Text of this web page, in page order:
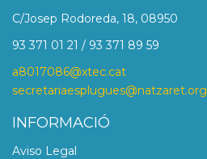
C/Josep Rodoreda, 18, 08950
93 371 01 21 / 93 371 89 59
a8017086@xtec.cat
secretariaesplugues@natzaret.org
INFORMACIÓ
Aviso Legal